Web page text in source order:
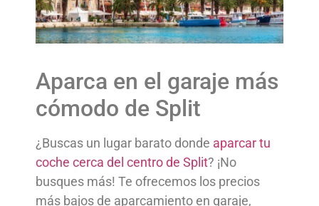
Aparca en el garaje más
cómodo de Split
¿Buscas un lugar barato donde aparcar tu
coche cerca del centro de Split? ¡No
busques más! Te ofrecemos los precios
más bajos de aparcamiento en garaje,